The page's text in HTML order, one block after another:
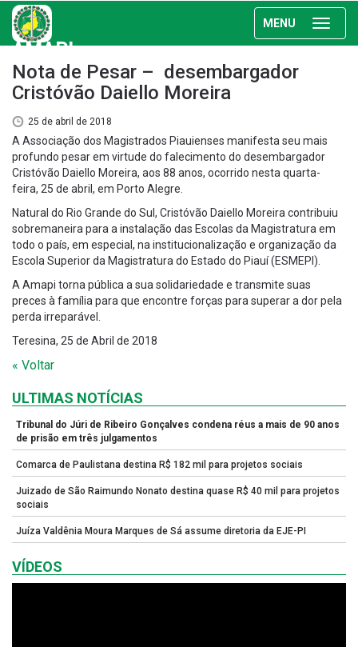
MENU
AMAPI
Nota de Pesar – desembargador
Cristóvão Daiello Moreira
25 de abril de 2018
A Associação dos Magistrados Piauienses manifesta seu mais
profundo pesar em virtude do falecimento do desembargador
Cristóvão Daiello Moreira, aos 88 anos, ocorrido nesta quarta-
feira, 25 de abril, em Porto Alegre.
Natural do Rio Grande do Sul, Cristóvão Daiello Moreira contribuiu
sobremaneira para a instalação das Escolas da Magistratura em
todo o país, em especial, na institucionalização e organização da
Escola Superior da Magistratura do Estado do Piauí (ESMEPI).
A Amapi torna pública a sua solidariedade e transmite suas
preces à família para que encontre forças para superar a dor pela
perda irreparável.
Teresina, 25 de Abril de 2018
« Voltar
ULTIMAS NOTÍCIAS
Tribunal do Júri de Ribeiro Gonçalves condena réus a mais de 90 anos
de prisão em três julgamentos
Comarca de Paulistana destina R$ 182 mil para projetos sociais
Juizado de São Raimundo Nonato destina quase R$ 40 mil para projetos
sociais
Juíza Valdênia Moura Marques de Sá assume diretoria da EJE-PI
VÍDEOS